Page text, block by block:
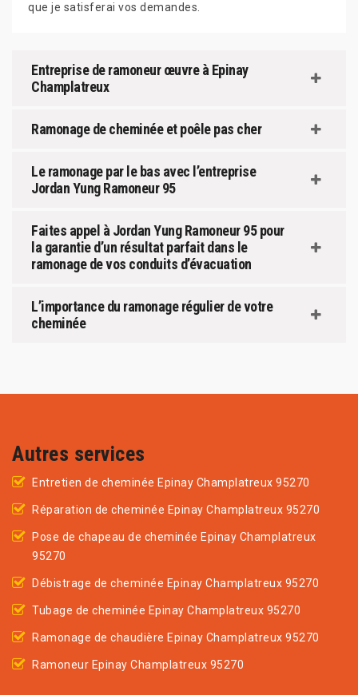
que je satisferai vos demandes.
Entreprise de ramoneur œuvre à Epinay
Champlatreux
Ramonage de cheminée et poêle pas cher
Le ramonage par le bas avec l’entreprise
Jordan Yung Ramoneur 95
Faites appel à Jordan Yung Ramoneur 95 pour
la garantie d’un résultat parfait dans le
ramonage de vos conduits d’évacuation
L’importance du ramonage régulier de votre
cheminée
Autres services
Entretien de cheminée Epinay Champlatreux 95270
Réparation de cheminée Epinay Champlatreux 95270
Pose de chapeau de cheminée Epinay Champlatreux
95270
Débistrage de cheminée Epinay Champlatreux 95270
Tubage de cheminée Epinay Champlatreux 95270
Ramonage de chaudière Epinay Champlatreux 95270
Ramoneur Epinay Champlatreux 95270